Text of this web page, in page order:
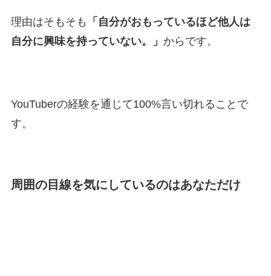
理由はそもそも
「自分がおもっているほど他人は
自分に興味を持っていない。」 からです。
YouTuberの経験を通じて100%言い切れることで
す。
周囲の目線を気にしているのはあなただけ